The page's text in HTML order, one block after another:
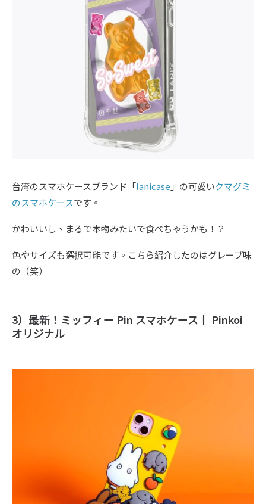
台湾のスマホケースブランド「lanicase 」の可愛いクマグミ
のスマホケースです。
かわいいし、まるで本物みたいで食べちゃうかも！？
色やサイズも選択可能です。こちら紹介したのはグレープ味
の（笑）
3）最新！ミッフィー Pin スマホケース丨 Pinkoi
オリジナル